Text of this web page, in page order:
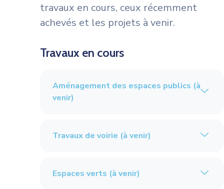
travaux en cours, ceux récemment
achevés et les projets à venir.
Travaux en cours
Aménagement des espaces publics (à
venir)
Travaux de voirie (à venir)
Espaces verts (à venir)